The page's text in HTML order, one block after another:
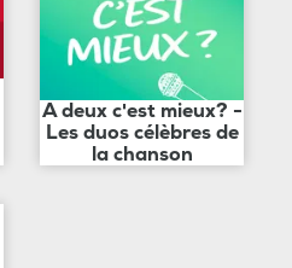
A deux c'est mieux? -
Les duos célèbres de
la chanson